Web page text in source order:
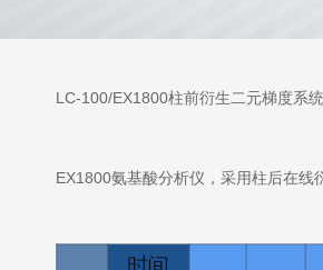
LC-100/EX1800柱前衍生二元梯度系
EX1800氨基酸分析仪，采用柱后在